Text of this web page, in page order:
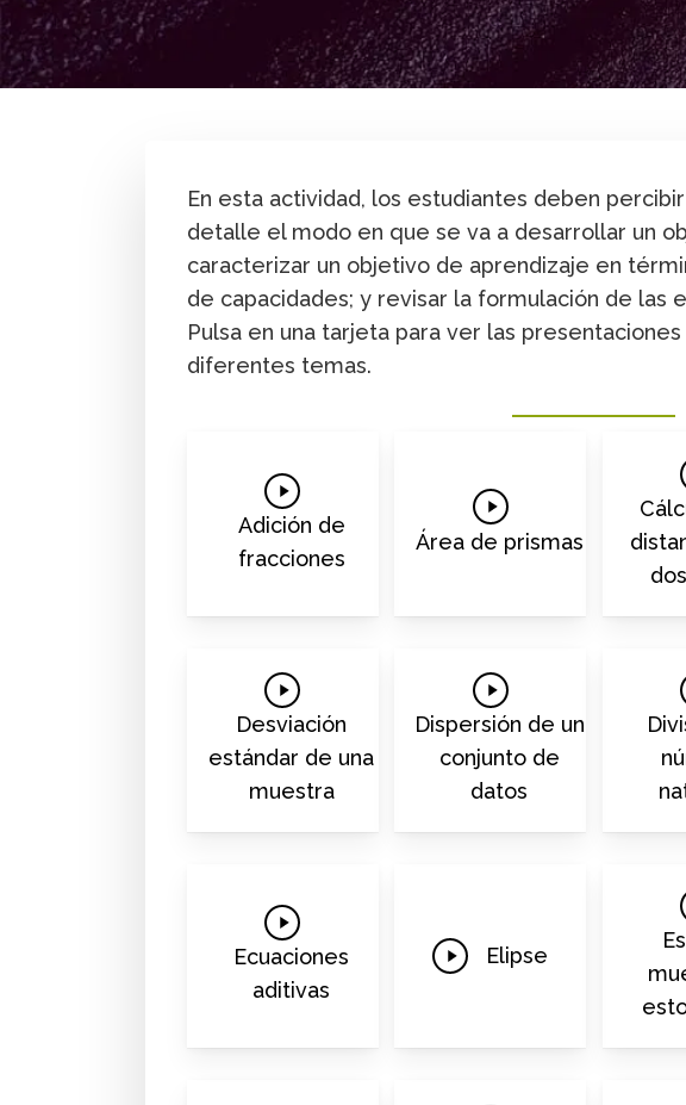
MAD Maestría
En esta actividad, los estudiantes deben
detalle el modo en que se va a desarrollar un
caracterizar un objetivo de aprendizaje en
de capacidades; y revisar la formulación de las
Pulsa en una tarjeta para ver las
diferentes temas.
Play
Video
Adición de
fracciones
Play
Video
Área de prismas
Play
Video
Desviación
estándar de una
muestra
Play
Video
Dispersión de un
conjunto de
datos
Play
Video
Ecuaciones
aditivas
Play
Elipse